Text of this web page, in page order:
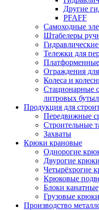
Другие
PFAFF
Самоходные
Штабелеры
Тележки для
Платформенные
Ограждения
Колеса и
Стационарные
литровых
Продукция для
Передвижные
Строительные
Захваты
Крюки крановые
Однорогие
Двурогие крюки
Четырёхрогие
Крюковые
Блоки канатные
Грузовые
Производство